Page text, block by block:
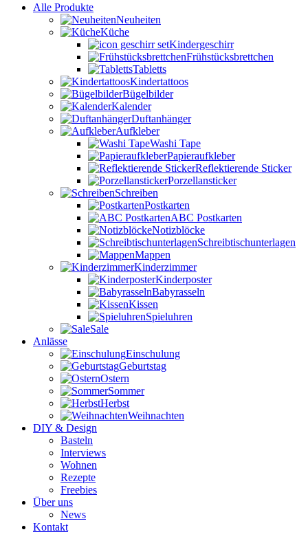
Alle Produkte
Neuheiten
Küche
Kindergeschirr
Frühstücksbrettchen
Tabletts
Kindertattoos
Bügelbilder
Kalender
Duftanhänger
Aufkleber
Washi Tape
Papieraufkleber
Reflektierende Sticker
Porzellansticker
Schreiben
Postkarten
ABC Postkarten
Notizblöcke
Schreibtischunterlagen
Mappen
Kinderzimmer
Kinderposter
Babyrasseln
Kissen
Spieluhren
Sale
Anlässe
Einschulung
Geburtstag
Ostern
Sommer
Herbst
Weihnachten
DIY & Design
Basteln
Interviews
Wohnen
Rezepte
Freebies
Über uns
News
Kontakt